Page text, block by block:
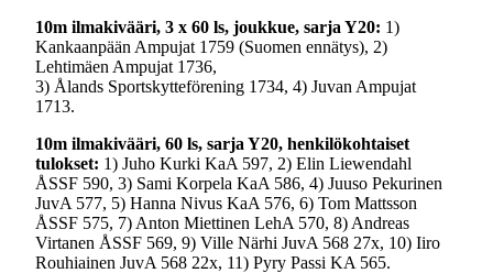
10m ilmakivääri, 3 x 60 ls, joukkue, sarja Y20: 1)
Kankaanpään Ampujat 1759 (Suomen ennätys), 2)
Lehtimäen Ampujat 1736,
3) Ålands Sportskytteförening 1734, 4) Juvan Ampujat
1713.
10m ilmakivääri, 60 ls, sarja Y20, henkilökohtaiset
tulokset: 1) Juho Kurki KaA 597, 2) Elin Liewendahl
ÅSSF 590, 3) Sami Korpela KaA 586, 4) Juuso Pekurinen
JuvA 577, 5) Hanna Nivus KaA 576, 6) Tom Mattsson
ÅSSF 575, 7) Anton Miettinen LehA 570, 8) Andreas
Virtanen ÅSSF 569, 9) Ville Närhi JuvA 568 27x, 10) Iiro
Rouhiainen JuvA 568 22x, 11) Pyry Passi KA 565.